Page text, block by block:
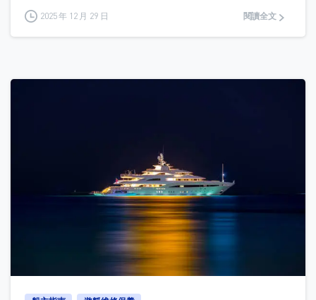
2025 年 12 月 29 日 閱讀全文